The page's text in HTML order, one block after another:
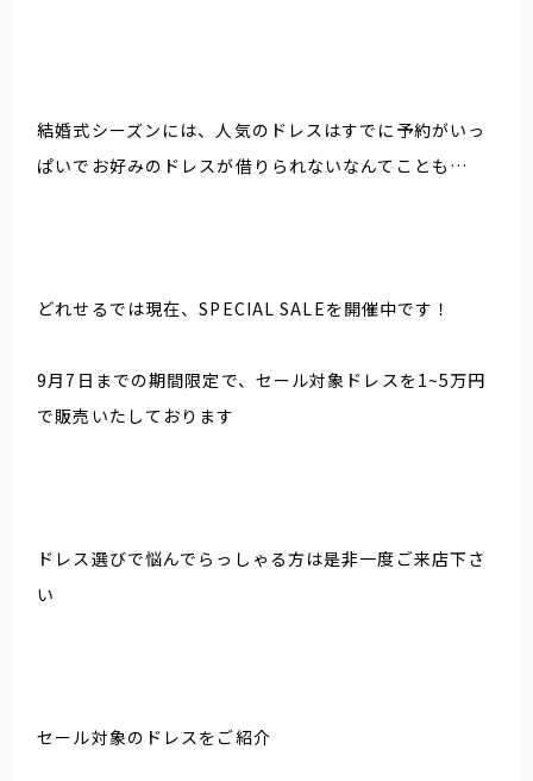
結婚式シーズンには、人気のドレスはすでに予約がいっ
ぱいでお好みのドレスが借りられないなんてことも…
どれせるでは現在、SPECIAL SALEを開催中です！
9月7日までの期間限定で、セール対象ドレスを1~5万円
で販売いたしております
ドレス選びで悩んでらっしゃる方は是非一度ご来店下さ
い
セール対象のドレスをご紹介